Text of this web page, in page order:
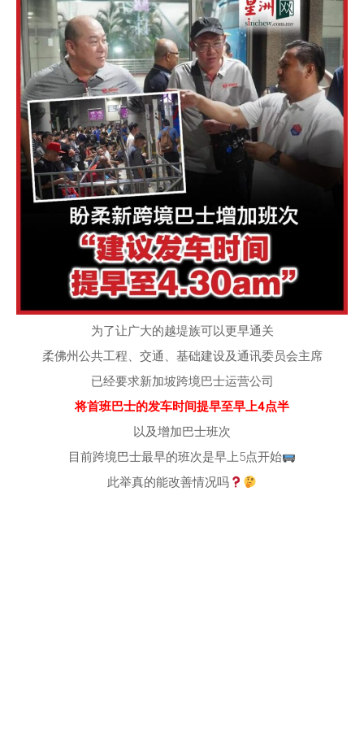
为了让广大的越堤族可以更早通关
柔佛州公共工程、交通、基础建设及通讯委员会主席
已经要求新加坡跨境巴士运营公司
将首班巴士的发车时间提早至早上4点半
以及增加巴士班次
目前跨境巴士最早的班次是早上5点开始
此举真的能改善情况吗